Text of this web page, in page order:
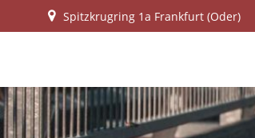
Inhalt
Spitzkrugring 1a Frankfurt (Oder)